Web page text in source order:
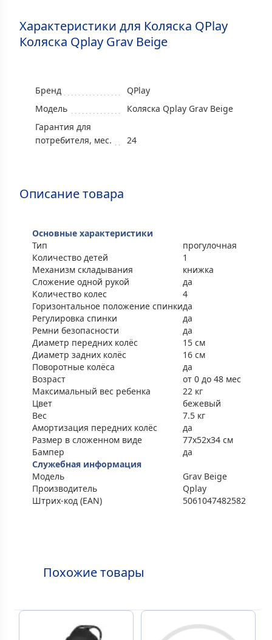
Характеристики для Коляска QPlay
Коляска Qplay Grav Beige
Бренд
QPlay
Модель
Коляска Qplay Grav Beige
Гарантия для
потребителя, мес.
24
Описание товара
Основные характеристики
Тип
прогулочная
Количество детей
1
Механизм складывания
книжка
Сложение одной рукой
да
Количество колес
4
Горизонтальное положение спинкида
Регулировка спинки
да
Ремни безопасности
да
Диаметр передних колёс
15 см
Диаметр задних колёс
16 см
Поворотные колёса
да
Возраст
от 0 до 48 мес
Максимальный вес ребенка
22 кг
Цвет
бежевый
Вес
7.5 кг
Амортизация передних колёс
да
Размер в сложенном виде
77x52x34 см
Бампер
да
Служебная информация
Модель
Grav Beige
Производитель
Qplay
Штрих-код (EAN)
5061047482582
Похожие товары